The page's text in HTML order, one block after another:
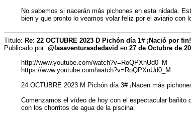
No sabemos si nacerán más pichones en esta nidada.
bien y que pronto lo veamos volar feliz por el aviario con
Título: Re: 22 OCTUBRE 2023 D Pichón día 1# ¡Nació por
Publicado por: @lasaventurasdedavid en 27 de Octubre de
http://www.youtube.com/watch?v=RoQPXnUd0_M
https://www.youtube.com/watch?v=RoQPXnUd0_M
24 OCTUBRE 2023 M Pichón día 3# ¡Nacen más
Comenzamos el vídeo de hoy con el espectacular
con los chorritos de agua de la piscina.